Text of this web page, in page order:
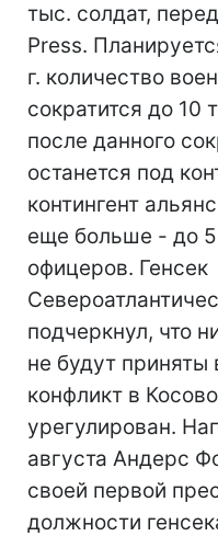
тыс. солдат,
Press.
г. количество
сократится до 10
после данного
останется под
контингент
еще больше - до
офицеров. Генсек
подчеркнул, что
не будут приняты
конфликт в
урегулирован.
августа Андерс
своей первой
должности